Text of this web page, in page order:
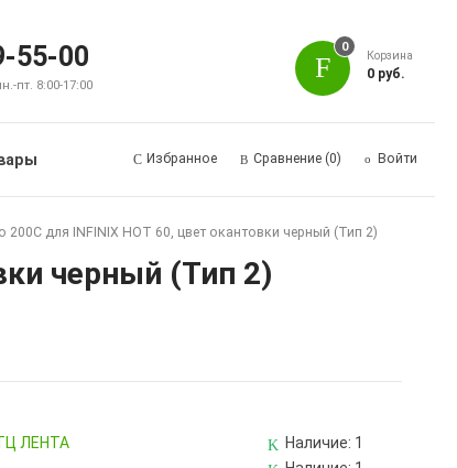
55-00
пт. 8:00-17:00
0
Корзина
0 руб.
Избранное Сравнение (0) Войти
200C для INFINIX HOT 60, цвет окантовки черный (Тип 2)
черный (Тип 2)
ЛЕНТА Наличие: 1